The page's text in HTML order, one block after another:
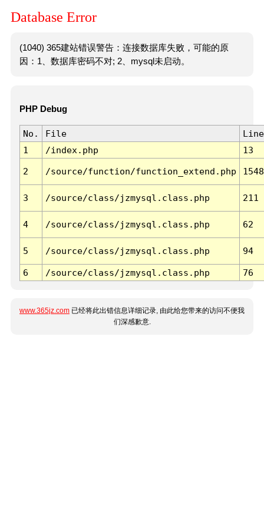
Database Error
(1040) 365建站错误警告：连接数据库失败，可能的原
因：1、数据库密码不对; 2、mysql未启动。
PHP Debug
No. File
Line
1
/index.php 13
2 /source/function/function_extend.php 1548
3 /source/class/jzmysql.class.php 211
4 /source/class/jzmysql.class.php 62
5 /source/class/jzmysql.class.php 94
6 /source/class/jzmysql.class.php 76
www.365jz.com 已经将此出错信息详细记录, 由此给您带来的访问不便我
们深感歉意.